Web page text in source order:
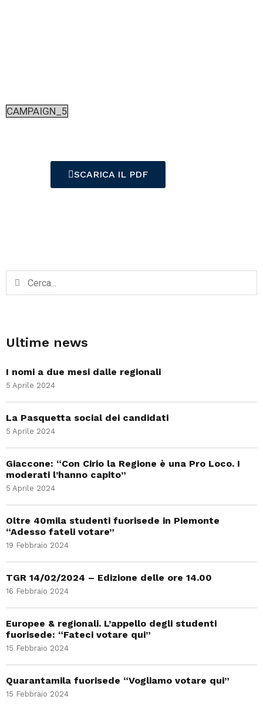
CAMPAIGN_5
SCARICA IL PDF
Ultime news
I nomi a due mesi dalle regionali
5 Aprile 2024
La Pasquetta social dei candidati
5 Aprile 2024
Giaccone: “Con Cirio la Regione è una Pro Loco. I
moderati l’hanno capito”
5 Aprile 2024
Oltre 40mila studenti fuorisede in Piemonte
“Adesso fateli votare”
19 Febbraio 2024
TGR 14/02/2024 – Edizione delle ore 14.00
16 Febbraio 2024
Europee & regionali. L’appello degli studenti
fuorisede: “Fateci votare qui”
15 Febbraio 2024
Quarantamila fuorisede “Vogliamo votare qui”
15 Febbraio 2024